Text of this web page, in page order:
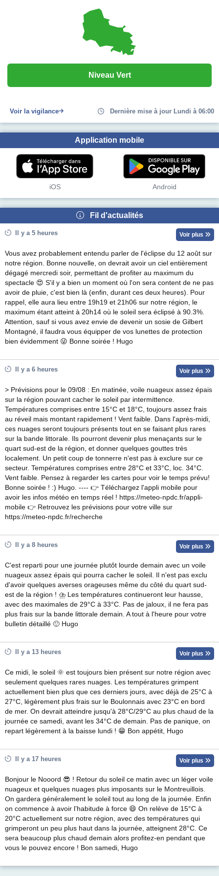
Niveau Vert
Voir la vigilance Dernière mise à jour Lundi à 06:00
Application mobile
iOS Android
Fil d'actualités
Il y a 5 heures Voir plus
Vous avez probablement entendu parler de l'éclipse du 12 août sur
notre région. Bonne nouvelle, on devrait avoir un ciel entièrement
dégagé mercredi soir, permettant de profiter au maximum du
spectacle 😍 S'il y a bien un moment où l'on sera content de ne pas
avoir de pluie, c'est bien là (enfin, durant ces deux heures). Pour
rappel, elle aura lieu entre 19h19 et 21h06 sur notre région, le
maximum étant atteint à 20h14 où le soleil sera éclipsé à 90.3%.
Attention, sauf si vous avez envie de devenir un sosie de Gilbert
Montagné, il faudra vous équipper de vos lunettes de protection
bien évidemment 😜 Bonne soirée ! Hugo
Il y a 6 heures Voir plus
> Prévisions pour le 09/08 : En matinée, voile nuageux assez épais
sur la région pouvant cacher le soleil par intermittence.
Températures comprises entre 15°C et 18°C, toujours assez frais
au réveil mais montant rapidement ! Vent faible. Dans l'après-midi,
ces nuages seront toujours présents tout en se faisant plus rares
sur la bande littorale. Ils pourront devenir plus menaçants sur le
quart sud-est de la région, et donner quelques gouttes très
localement. Un petit coup de tonnerre n'est pas à exclure sur ce
secteur. Températures comprises entre 28°C et 33°C, loc. 34°C.
Vent faible. Pensez à regarder les cartes pour voir le temps prévu!
Bonne soirée ! :) Hugo. ---- 👉 Téléchargez l'appli mobile pour
avoir les infos météo en temps réel ! https://meteo-npdc.fr/appli-
mobile 👉 Retrouvez les prévisions pour votre ville sur
https://meteo-npdc.fr/recherche
Il y a 8 heures Voir plus
C'est reparti pour une journée plutôt lourde demain avec un voile
nuageux assez épais qui pourra cacher le soleil. Il n'est pas exclu
d'avoir quelques averses orageuses même du côté du quart sud-
est de la région ! ⛈ Les températures continueront leur hausse,
avec des maximales de 29°C à 33°C. Pas de jaloux, il ne fera pas
plus frais sur la bande littorale demain. A tout à l'heure pour votre
bulletin détaillé 🙂 Hugo
Il y a 13 heures Voir plus
Ce midi, le soleil 🌞 est toujours bien présent sur notre région avec
seulement quelques rares nuages. Les températures grimpent
actuellement bien plus que ces derniers jours, avec déjà de 25°C à
27°C, légèrement plus frais sur le Boulonnais avec 23°C en bord
de mer. On devrait atteindre jusqu'à 28°C/29°C au plus chaud de la
journée ce samedi, avant les 34°C de demain. Pas de panique, on
repart légèrement à la baisse lundi ! 😁 Bon appétit, Hugo
Il y a 17 heures Voir plus
Bonjour le Nooord 😎 ! Retour du soleil ce matin avec un léger voile
nuageux et quelques nuages plus imposants sur le Montreuillois.
On gardera généralement le soleil tout au long de la journée. Enfin
on commence à avoir l’habitude à force 😄 On relève de 15°C à
20°C actuellement sur notre région, avec des températures qui
grimperont un peu plus haut dans la journée, atteignent 28°C. Ce
sera beaucoup plus chaud demain alors profitez-en pendant que
vous le pouvez encore ! Bon samedi, Hugo